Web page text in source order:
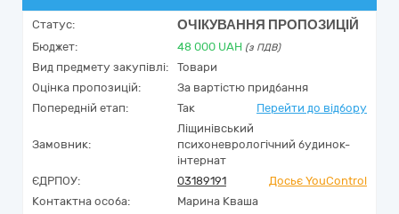
Статус: ОЧІКУВАННЯ ПРОПОЗИЦІЙ
Бюджет: 48 000 UAH (з ПДВ)
Вид предмету закупівлі:
Товари
Оцінка пропозицій:
За вартістю придбання
Попередній етап:
Так Перейти до відбору
Замовник:
Ліщинівський
психоневрологічний будинок-
інтернат
ЄДРПОУ:
03189191
Досьє YouControl
Контактна особа:
Марина Кваша